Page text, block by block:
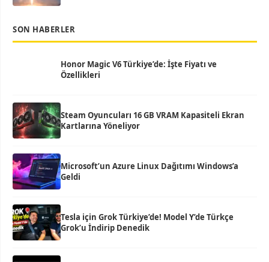
SON HABERLER
Honor Magic V6 Türkiye’de: İşte Fiyatı ve
Özellikleri
Steam Oyuncuları 16 GB VRAM Kapasiteli Ekran
Kartlarına Yöneliyor
Microsoft’un Azure Linux Dağıtımı Windows’a
Geldi
Tesla için Grok Türkiye’de! Model Y’de Türkçe
Grok’u İndirip Denedik